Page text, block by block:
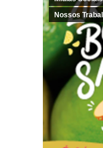
Nossos